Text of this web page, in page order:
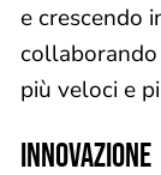
e crescendo
più veloci e
INNOVAZIONE